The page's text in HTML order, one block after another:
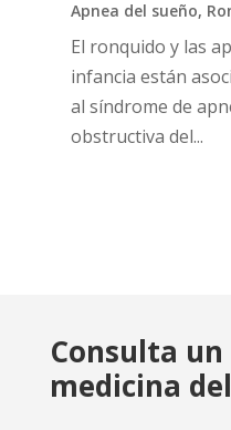
Apnea del sueño,
El ronquido y las
infancia están
al síndrome de
obstructiva del...
Consulta
medicina